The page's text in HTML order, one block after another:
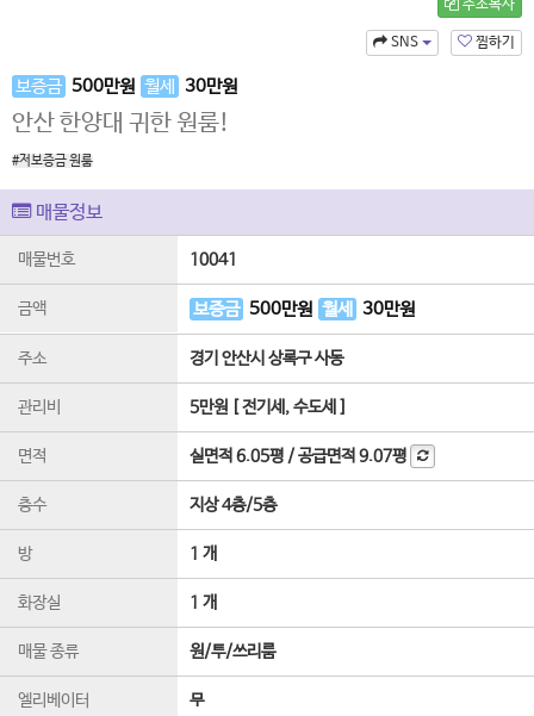
주소복사
찜하기
SNS
보증금 500만원 월세 30만원
안산 한양대 귀한 원룸!
#저보증금 원룸
매물정보
매물번호 10041
금액 보증금 500만원 월세 30만원
주소 경기 안산시 상록구 사동
관리비 5만원 [ 전기세, 수도세 ]
면적 실면적6.05평 /공급면적9.07평
층수 지상 4층/5층
방 1 개
화장실 1 개
매물 종류 원/투/쓰리룸
엘리베이터 무